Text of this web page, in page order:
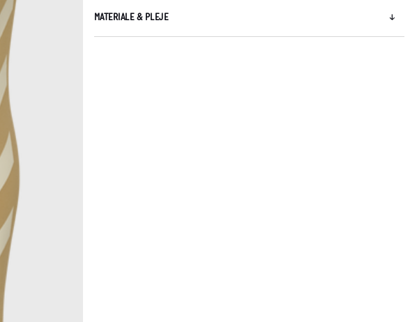
MATERIALE & PLEJE